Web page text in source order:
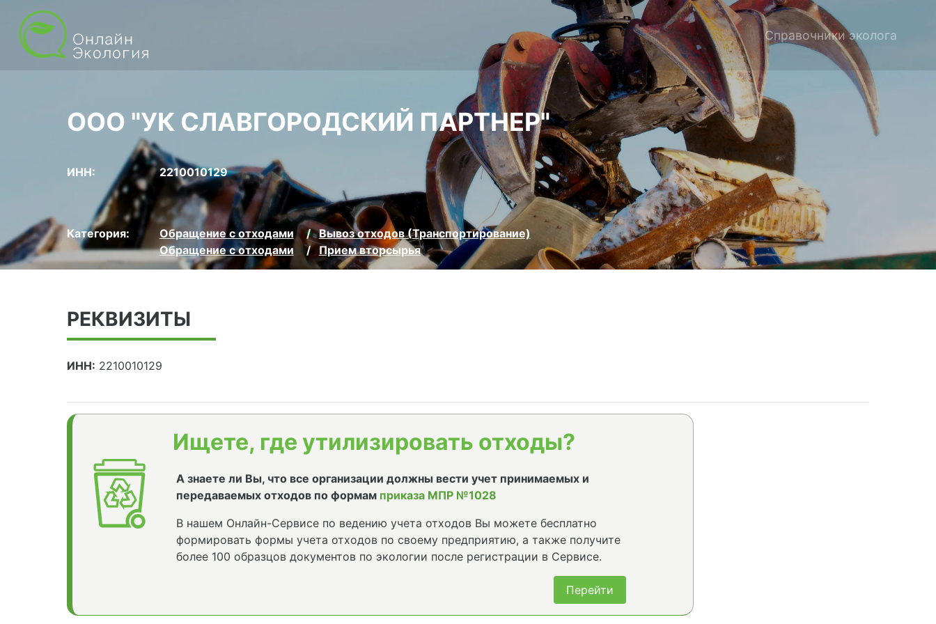
Справочники эколога
ООО "УК СЛАВГОРОДСКИЙ ПАРТНЕР"
ИНН: 2210010129
Категория: Обращение с отходами
Вывоз отходов (Транспортирование)
Обращение с отходами
Прием вторсырья
РЕКВИЗИТЫ
ИНН: 2210010129
Ищете, где утилизировать отходы?
А знаете ли Вы, что все организации должны вести учет принимаемых и
передаваемых отходов по формам приказа МПР №1028
В нашем Онлайн-Сервисе по ведению учета отходов Вы можете бесплатно
формировать формы учета отходов по своему предприятию, а также получите
более 100 образцов документов по экологии после регистрации в Сервисе.
Перейти